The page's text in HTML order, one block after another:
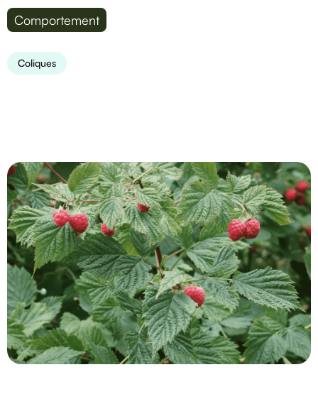
Comportement
Coliques